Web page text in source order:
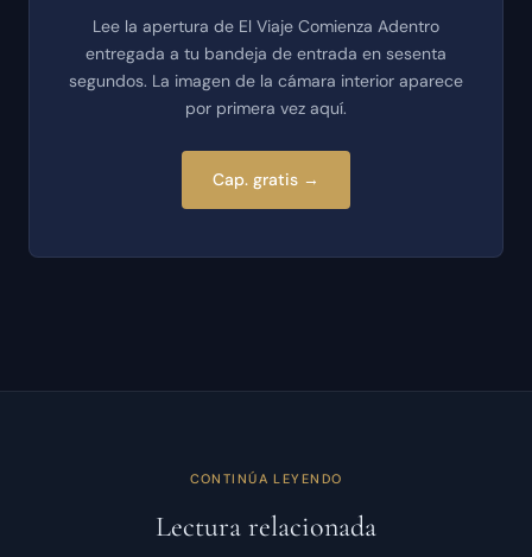
Lee la apertura de El Viaje Comienza Adentro
entregada a tu bandeja de entrada en sesenta
segundos. La imagen de la cámara interior aparece
por primera vez aquí.
Cap. gratis →
CONTINÚA LEYENDO
Lectura relacionada